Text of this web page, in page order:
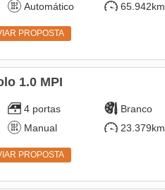
Automático 65.942km
PROPOSTA
1.0 MPI
4 portas
Branco
Manual 23.379km
PROPOSTA